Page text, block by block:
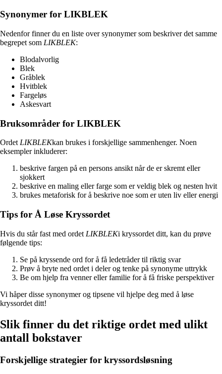
Synonymer for LIKBLEK
Nedenfor finner du en liste over synonymer som beskriver det samme
begrepet som LIKBLEK:
Blodalvorlig
Blek
Gråblek
Hvitblek
Fargeløs
Askesvart
Bruksområder for LIKBLEK
Ordet LIKBLEKkan brukes i forskjellige sammenhenger. Noen
eksempler inkluderer:
beskrive fargen på en persons ansikt når de er skremt eller
sjokkert
beskrive en maling eller farge som er veldig blek og nesten hvit
brukes metaforisk for å beskrive noe som er uten liv eller energi
Tips for Å Løse Kryssordet
Hvis du står fast med ordet LIKBLEKi kryssordet ditt, kan du prøve
følgende tips:
Se på kryssende ord for å få ledetråder til riktig svar
Prøv å bryte ned ordet i deler og tenke på synonyme uttrykk
Be om hjelp fra venner eller familie for å få friske perspektiver
Vi håper disse synonymer og tipsene vil hjelpe deg med å løse
kryssordet ditt!
Slik finner du det riktige ordet med ulikt
antall bokstaver
Forskjellige strategier for kryssordsløsning